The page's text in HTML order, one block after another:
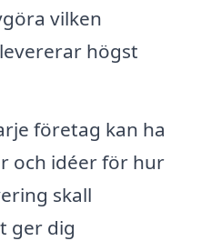
vilken
högst
företag kan ha
och idéer för hur
skall
ger dig